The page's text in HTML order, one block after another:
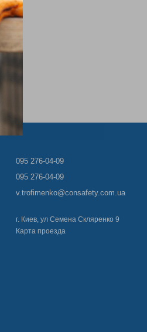
095 276-04-09
095 276-04-09
v.trofimenko@consafety.com.ua
г. Киев, ул Семена Скляренко 9
Карта проезда